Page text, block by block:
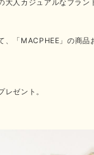
大人カジュアルなブラン
、「MACPHEE」の商品
ゼント。